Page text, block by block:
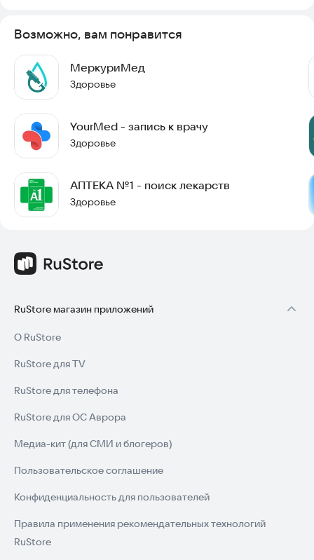
Возможно, вам понравится
МеркуриМед
Здоровье
YourMed - запись к врачу
Здоровье
АПТЕКА №1 - поиск лекарств
Здоровье
RuStore магазин приложений
О RuStore
RuStore для TV
RuStore для телефона
RuStore для ОС Аврора
Медиа-кит (для СМИ и блогеров)
Пользовательское соглашение
Конфиденциальность для пользователей
Правила применения рекомендательных технологий
RuStore